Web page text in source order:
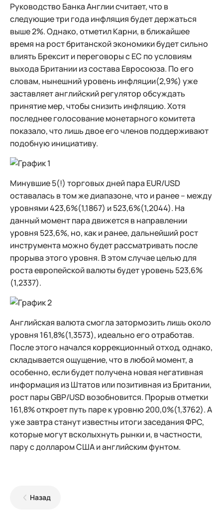
Руководство Банка Англии считает, что в
следующие три года инфляция будет держаться
выше 2%. Однако, отметил Карни, в ближайшее
время на рост британской экономики будет сильно
влиять Брексит и переговоры с ЕС по условиям
выхода Британии из состава Евросоюза. По его
словам, нынешний уровень инфляции(2,9%) уже
заставляет английский регулятор обсуждать
принятие мер, чтобы снизить инфляцию. Хотя
последнее голосование монетарного комитета
показало, что лишь двое его членов поддерживают
подобную инициативу.
Минувшие 5(!) торговых дней пара EUR/USD
оставалась в том же диапазоне, что и ранее – между
уровнями 423,6%(1,1867) и 523,6%(1,2044). На
данный момент пара движется в направлении
уровня 523,6%, но, как и ранее, дальнейший рост
инструмента можно будет рассматривать после
прорыва этого уровня. В этом случае целью для
роста европейской валюты будет уровень 523,6%
(1,2337).
Английская валюта смогла затормозить лишь около
уровня 161,8%(1,3573), идеально его отработав.
После этого начался коррекционный отход, однако,
складывается ощущение, что в любой момент, а
особенно, если будет получена новая негативная
информация из Штатов или позитивная из Британии,
рост пары GBP/USD возобновится. Прорыв отметки
161,8% откроет путь паре к уровню 200,0%(1,3762). А
уже завтра станут известны итоги заседания ФРС,
которые могут всколыхнуть рынки и, в частности,
пару с долларом США и английским фунтом.
Назад